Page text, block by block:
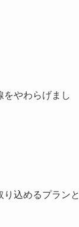
をやわらげまし
込めるプランと